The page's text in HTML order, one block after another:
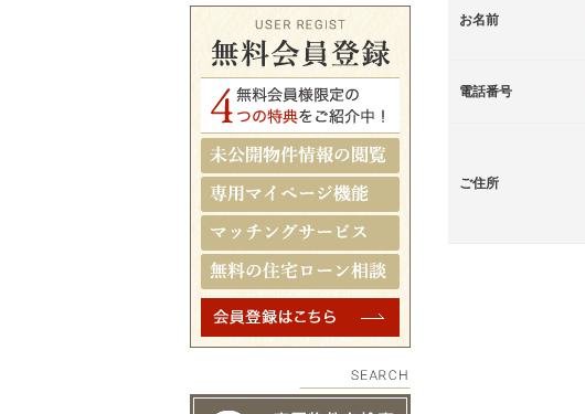
お名前
電話番号
ご住所